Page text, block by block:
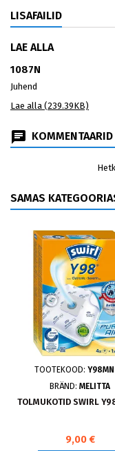
LISAFAILID
LAE ALLA
1087N
Juhend
Lae alla (239.39KB)
SAMAS
TOOTEKOOD:
BRÄND: MELITTA
TOLMUKOTID SWIRL
9,00 €